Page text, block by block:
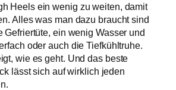
Heels ein wenig zu weiten, damit
Alles was man dazu braucht sind
Gefriertüte, ein wenig Wasser und
oder auch die Tiefkühltruhe.
wie es geht. Und das beste
lässt sich auf wirklich jeden